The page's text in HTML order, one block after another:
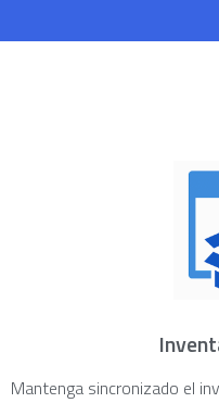
Mantenga sincronizado el